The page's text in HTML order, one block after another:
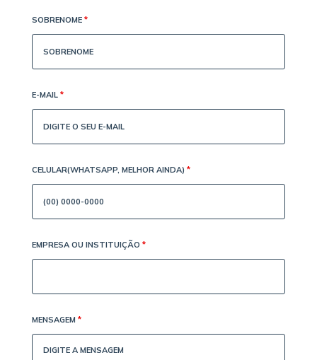
SOBRENOME *
E-MAIL *
CELULAR(WHATSAPP, MELHOR AINDA) *
EMPRESA OU INSTITUIÇÃO *
MENSAGEM *